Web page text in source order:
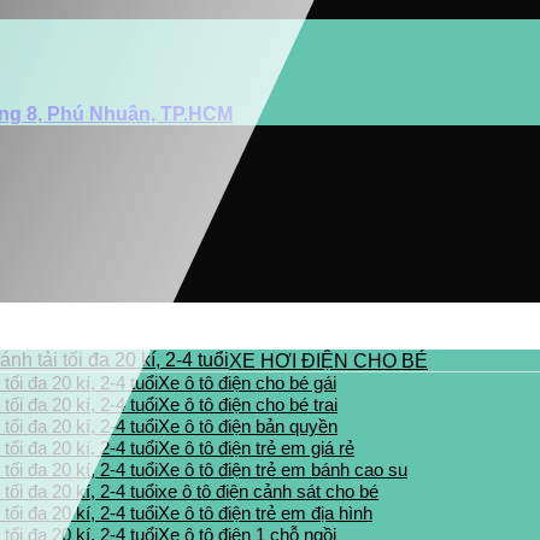
8, Phú Nhuận, TP.HCM
XE HƠI ĐIỆN CHO BÉ
Xe ô tô điện cho bé gái
Xe ô tô điện cho bé trai
Xe ô tô điện bản quyền
Xe ô tô điện trẻ em giá rẻ
Xe ô tô điện trẻ em bánh cao su
xe ô tô điện cảnh sát cho bé
Xe ô tô điện trẻ em địa hình
Xe ô tô điện 1 chỗ ngồi